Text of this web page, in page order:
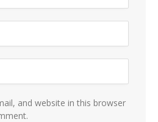
and website in this browser